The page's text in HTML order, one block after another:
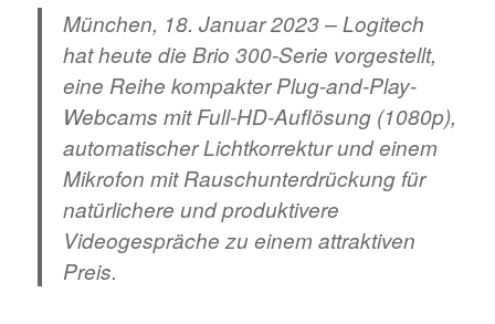
München, 18. Januar 2023 –Logitech
hat heute die Brio 300-Serie vorgestellt,
eine Reihe kompakter Plug-and-Play-
Webcams mit Full-HD-Auflösung (1080p),
automatischer Lichtkorrektur und einem
Mikrofon mit Rauschunterdrückung für
natürlichere und produktivere
Videogespräche zu einem attraktiven
Preis.